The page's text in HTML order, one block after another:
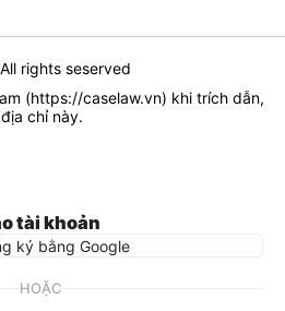
rights seserved
(https://caselaw.vn) khi trích dẫn,
chỉ này.
tài khoản
ký bằng Google
HOẶC